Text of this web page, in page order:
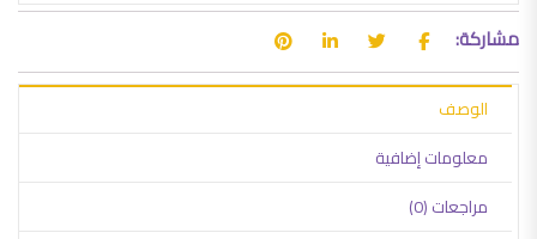
مشاركة:
الوصف
معلومات إضافية
مراجعات (0)